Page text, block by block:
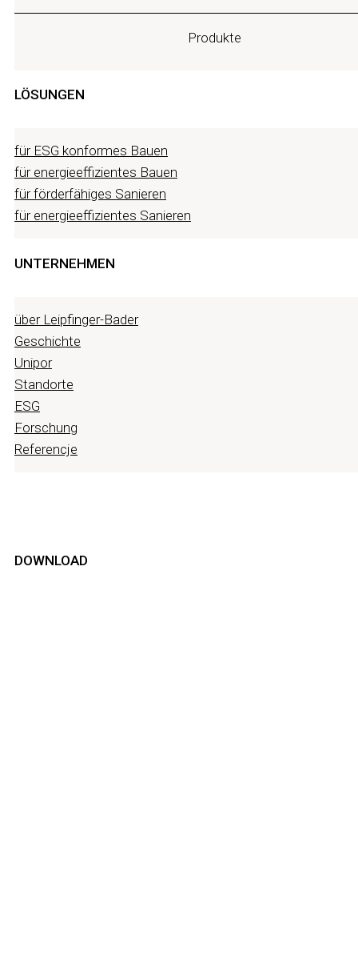
Produkte
LÖSUNGEN
für ESG konformes Bauen
für energieeffizientes Bauen
für förderfähiges Sanieren
für energieeffizientes Sanieren
UNTERNEHMEN
über Leipfinger-Bader
Geschichte
Unipor
Standorte
ESG
Forschung
Referencje
DOWNLOAD